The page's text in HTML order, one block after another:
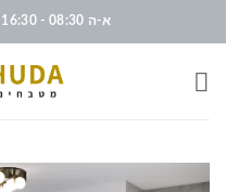
א-ה 08:30 - 16:30